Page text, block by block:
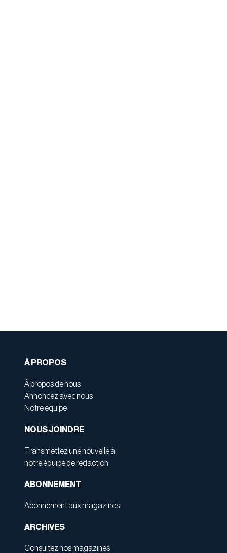
À PROPOS
À propos de nous
Annoncez avec nous
Notre équipe
NOUS JOINDRE
Transmettez une nouvelle à
notre équipe de rédaction
ABONNEMENT
Abonnement aux magazines
ARCHIVES
Consultez nos magazines